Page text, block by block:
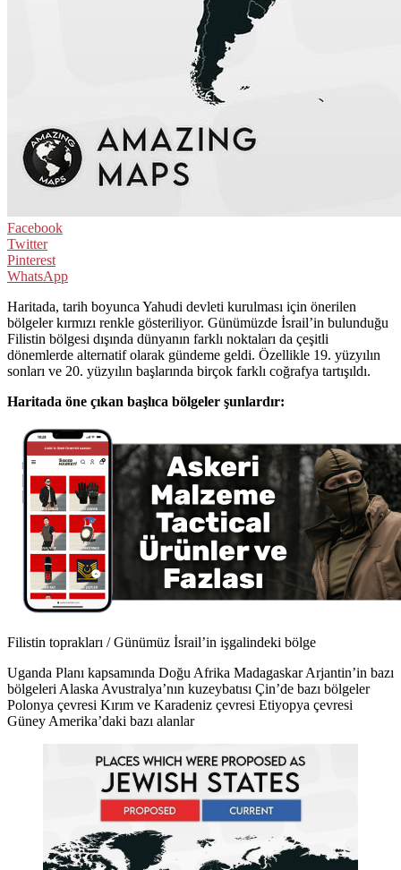
Facebook
Twitter
Pinterest
WhatsApp
Haritada, tarih boyunca Yahudi devleti kurulması için önerilen
bölgeler kırmızı renkle gösteriliyor. Günümüzde İsrail’in bulunduğu
Filistin bölgesi dışında dünyanın farklı noktaları da çeşitli
dönemlerde alternatif olarak gündeme geldi. Özellikle 19. yüzyılın
sonları ve 20. yüzyılın başlarında birçok farklı coğrafya tartışıldı.
Haritada öne çıkan başlıca bölgeler şunlardır:
Filistin toprakları / Günümüz İsrail’in işgalindeki bölge
Uganda Planı kapsamında Doğu Afrika Madagaskar Arjantin’in bazı
bölgeleri Alaska Avustralya’nın kuzeybatısı Çin’de bazı bölgeler
Polonya çevresi Kırım ve Karadeniz çevresi Etiyopya çevresi
Güney Amerika’daki bazı alanlar